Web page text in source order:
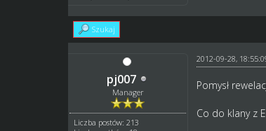
Szukaj
pj007
Manager
Liczba postów: 213
2012-09-28,
Pomysł
Co do klany z